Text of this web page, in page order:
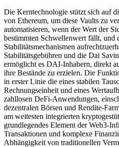
Die Kerntechnologie stützt sich auf
von Ethereum, um diese Vaults zu
automatisieren, wenn der Wert der
bestimmten Schwellenwert fällt, und
Stabilitätsmechanismen
Stabilitätsgebühren und die Dai
ermöglicht es DAI-Inhabern, direkt
ihre Bestände zu erzielen. Die
in erster Linie die eines stabilen
Rechnungseinheit und eines
zahllosen DeFi-Anwendungen,
dezentralen Börsen und Rendite-
am weitesten integrierten
grundlegendes Element der Web3-
Transaktionen und komplexe
Abhängigkeit von traditionellen